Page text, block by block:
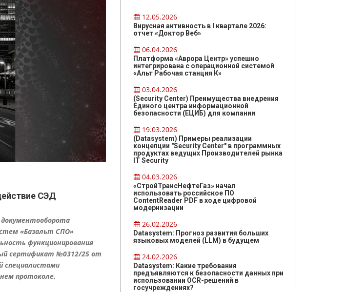
СЭД
«Базальт СПО»
функционирования
сертификат №0312/25 от
специалистами
протоколе.
12.05.2026
Вирусная активность в I квартале 2026:
отчет «Доктор Веб»
06.04.2026
Платформа «Аврора Центр» успешно
интегрирована с операционной системой
«Альт Рабочая станция К»
03.04.2026
(Security Center) Преимущества внедрения
Единого центра информационной
безопасности (ЕЦИБ) для компании
19.03.2026
(Datasystem) Примеры реализации
концепции "Security Center" в программных
продуктах ведущих Производителей рынка
IT Security
04.03.2026
«СтройТрансНефтеГаз» начал
использовать российское ПО
ContentReader PDF в ходе цифровой
модернизации
26.02.2026
Datasystem: Прогноз развития больших
языковых моделей (LLM) в будущем
24.02.2026
Datasystem: Какие требования
предъявляются к безопасности данных при
использовании OCR-решений в
госучреждениях?